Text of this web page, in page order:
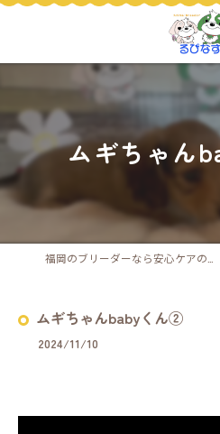
ムギちゃん
ムギちゃんbabyくん②
2024/11/10